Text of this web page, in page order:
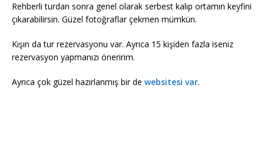
Rehberli turdan sonra genel olarak serbest kalıp ortamın keyfini
çıkarabilirsin. Güzel fotoğraflar çekmen mümkün.
Kışın da tur rezervasyonu var. Ayrıca 15 kişiden fazla iseniz
rezervasyon yapmanızı öneririm.
Ayrıca çok güzel hazırlanmış bir de websitesi var.